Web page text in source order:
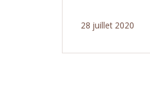
28 juillet 2020